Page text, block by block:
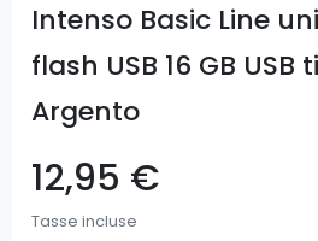
Intenso Basic Line
flash USB 16 GB USB
Argento
12,95 €
Tasse incluse